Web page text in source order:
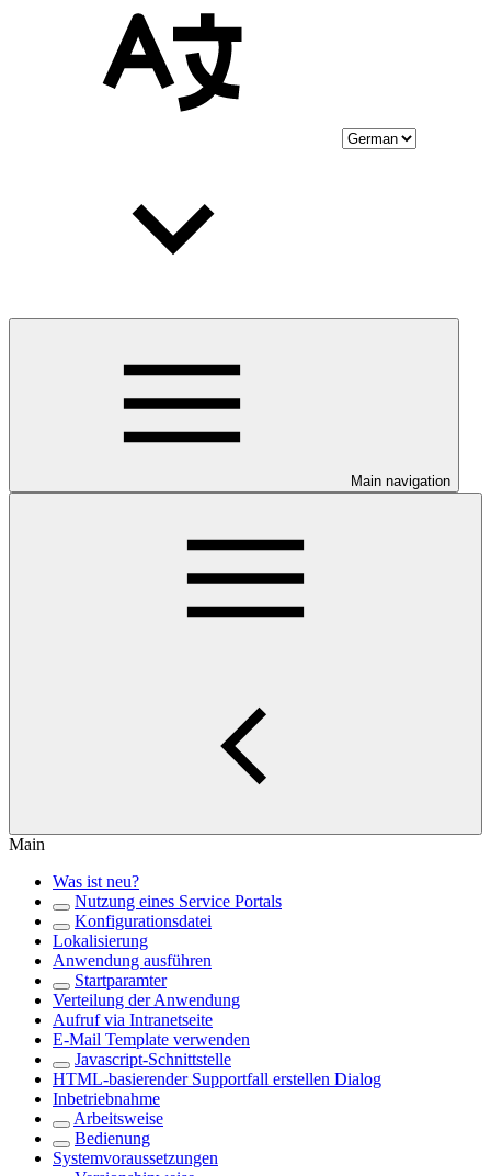
Main navigation
Main
Was ist neu?
Nutzung eines Service Portals
Konfigurationsdatei
Lokalisierung
Anwendung ausführen
Startparamter
Verteilung der Anwendung
Aufruf via Intranetseite
E-Mail Template verwenden
Javascript-Schnittstelle
HTML-basierender Supportfall erstellen Dialog
Inbetriebnahme
Arbeitsweise
Bedienung
Systemvoraussetzungen